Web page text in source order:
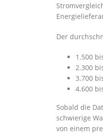
Der
1.500
2.300
3.700
4.600
Sobald die
schwierige
von einem